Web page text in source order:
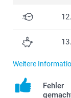
Weitere
Fehler